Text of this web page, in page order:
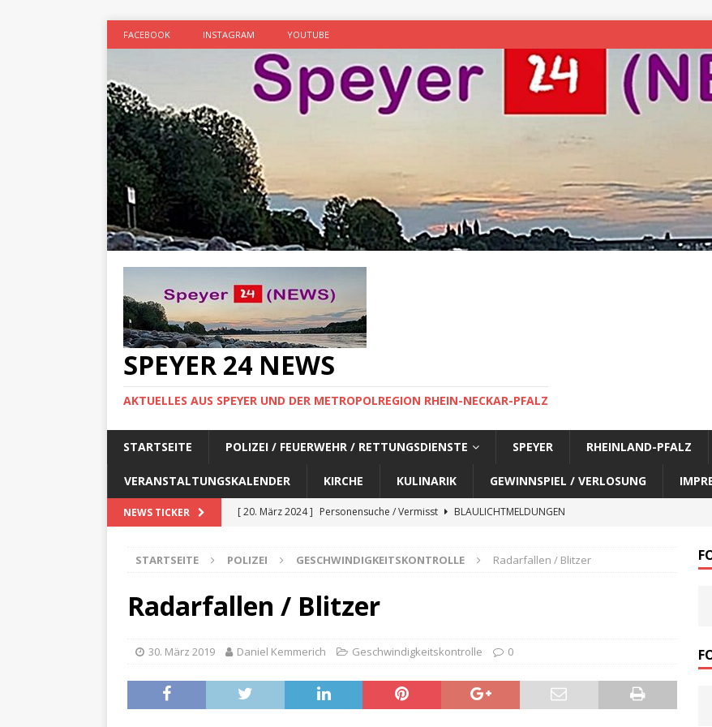
FACEBOOK INSTAGRAM YOUTUBE
SPEYER 24 NEWS
AKTUELLES AUS SPEYER UND DER METROPOLREGION RHEIN-NECKAR-PFALZ
STARTSEITE POLIZEI / FEUERWEHR / RETTUNGSDIENSTE SPEYER RHEINLAND-PFALZ
VERANSTALTUNGSKALENDER KIRCHE KULINARIK GEWINNSPIEL / VERLOSUNG
NEWS TICKER [ 20. März 2024 ] Personensuche / Vermisst
BLAULICHTMELDUNGEN
[ 17. März 2024 ] Personensuche / Vermisst
BLAULICHTMELDUNGEN
[ 17. März 2024 ]
Personensuche / Vermisst
[ 29. Februar 2024 ]
Personensuche / Vermisst
BLAULICHTMELDUNGEN
[ 6. Februar 2024 ] Aktuelle Warnmeldung der Polizei
BLAULICHTMELDUNGEN
STARTSEITE POLIZEI GESCHWINDIGKEITSKONTROLLE Radarfallen / Blitzer
Radarfallen / Blitzer
30. März 2019 Daniel Kemmerich Geschwindigkeitskontrolle 0